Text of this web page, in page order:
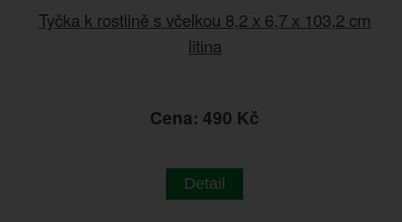
Tyčka k rostlině s včelkou 8,2 x 6,7 x 103,2 cm
litina
Cena: 490 Kč
Detail